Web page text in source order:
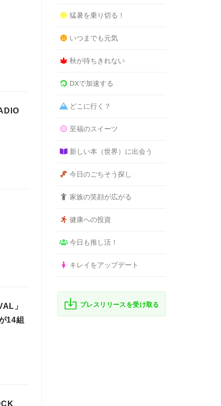
」
14組
猛暑を乗り切る！
いつまでも元気
秋が待ちきれない
DXで加速する
どこに行く？
至福のスイーツ
新しい本（世界）に出会う
今日のごちそう探し
家族の笑顔が広がる
健康への投資
今日も推し活！
キレイをアップデート
プレスリリースを受け取る